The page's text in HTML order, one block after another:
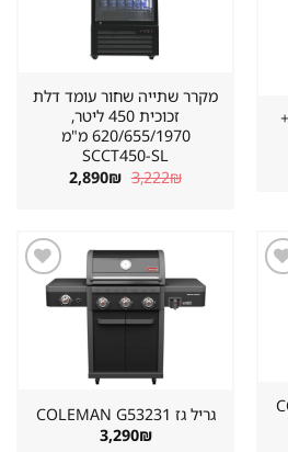
מקרר שתייה שחור עומד דלת
זכוכית 450 ליטר,
620/655/1970 מ"מ
SCCT450-SL
3,222₪ המחיר
המקורי
2,890₪ המחיר
הנוכחי
שמור
מוצר
גריל גז ⁦COLEMAN G53231⁩
3,290₪